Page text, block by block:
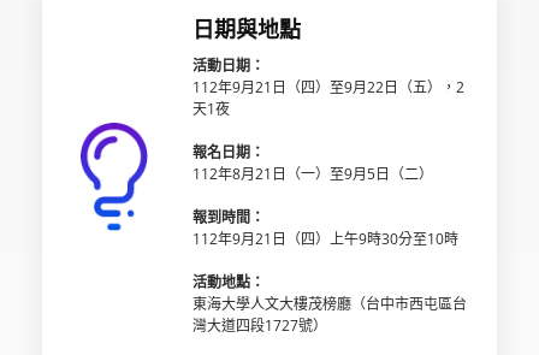
日期與地點
活動日期：
112年9月21日（四）至9月22日（五），2
天1夜
報名日期：
112年8月21日（一）至9月5日（二）
報到時間：
112年9月21日（四）上午9時30分至10時
活動地點：
東海大學人文大樓茂榜廳（台中市西屯區台
灣大道四段1727號）